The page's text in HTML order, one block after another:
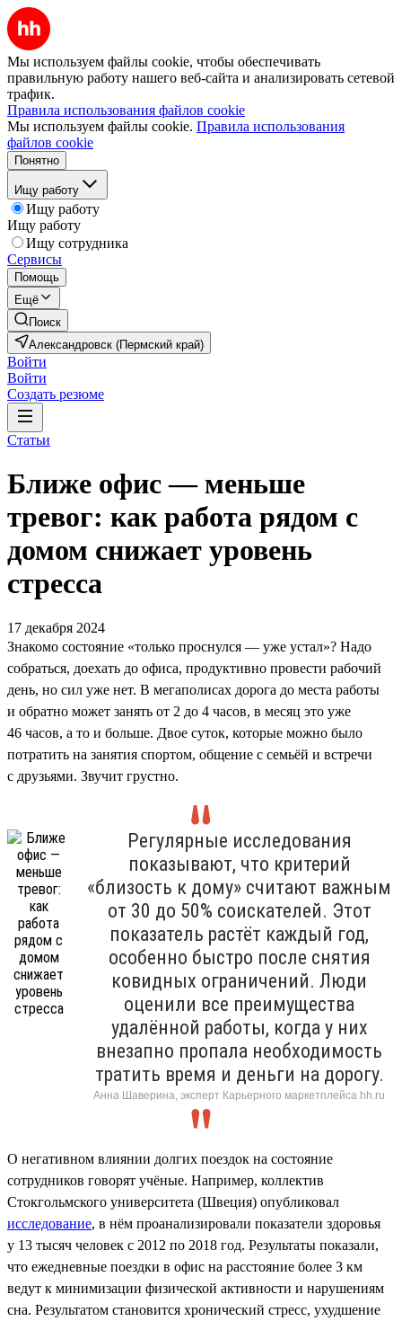
Мы используем файлы cookie, чтобы обеспечивать
правильную работу нашего веб-сайта и анализировать сетевой
трафик.
Правила использования файлов cookie
Мы используем файлы cookie. Правила использования
файлов cookie
Понятно
Ищу работу
Ищу работу
Ищу работу
Ищу сотрудника
Сервисы
Помощь
Ещё
Поиск
Александровск (Пермский край)
Войти
Войти
Создать резюме
Статьи
Ближе офис — меньше
тревог: как работа рядом с
домом снижает уровень
стресса
17 декабря 2024
Знакомо состояние «только проснулся — уже устал»? Надо
собраться, доехать до офиса, продуктивно провести рабочий
день, но сил уже нет. В мегаполисах дорога до места работы
и обратно может занять от 2 до 4 часов, в месяц это уже
46 часов, а то и больше. Двое суток, которые можно было
потратить на занятия спортом, общение с семьёй и встречи
с друзьями. Звучит грустно.
Регулярные исследования
показывают, что критерий
«близость к дому» считают важным
от 30 до 50% соискателей. Этот
показатель растёт каждый год,
особенно быстро после снятия
ковидных ограничений. Люди
оценили все преимущества
удалённой работы, когда у них
внезапно пропала необходимость
тратить время и деньги на дорогу.
Анна Шаверина, эксперт Карьерного маркетплейса hh.ru
О негативном влиянии долгих поездок на состояние
сотрудников говорят учёные. Например, коллектив
Стокгольмского университета (Швеция) опубликовал
исследование, в нём проанализировали показатели здоровья
у 13 тысяч человек с 2012 по 2018 год. Результаты показали,
что ежедневные поездки в офис на расстояние более 3 км
ведут к минимизации физической активности и нарушениям
сна. Результатом становится хронический стресс, ухудшение